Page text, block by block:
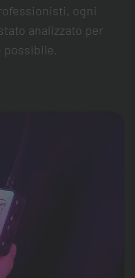
ogni
analizzato per
possibile.